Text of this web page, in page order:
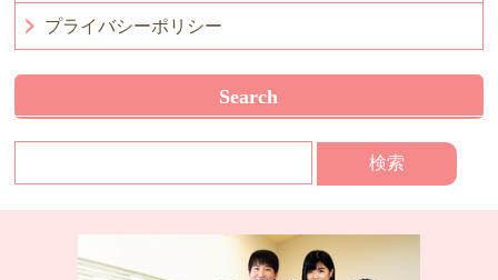
プライバシーポリシー
Search